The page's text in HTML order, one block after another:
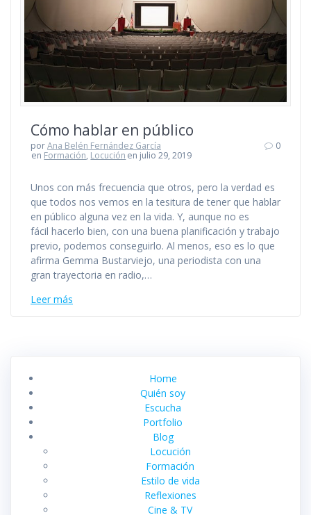
Cómo hablar en público
porAna Belén Fernández García
en Formación, Locución en julio 29, 2019
0
Unos con más frecuencia que otros, pero la verdad es
que todos nos vemos en la tesitura de tener que hablar
en público alguna vez en la vida. Y, aunque no es
fácil hacerlo bien, con una buena planificación y trabajo
previo, podemos conseguirlo. Al menos, eso es lo que
afirma Gemma Bustarviejo, una periodista con una
gran trayectoria en radio,…
Leer más
Home
Quién soy
Escucha
Portfolio
Blog
Locución
Formación
Estilo de vida
Reflexiones
Cine & TV